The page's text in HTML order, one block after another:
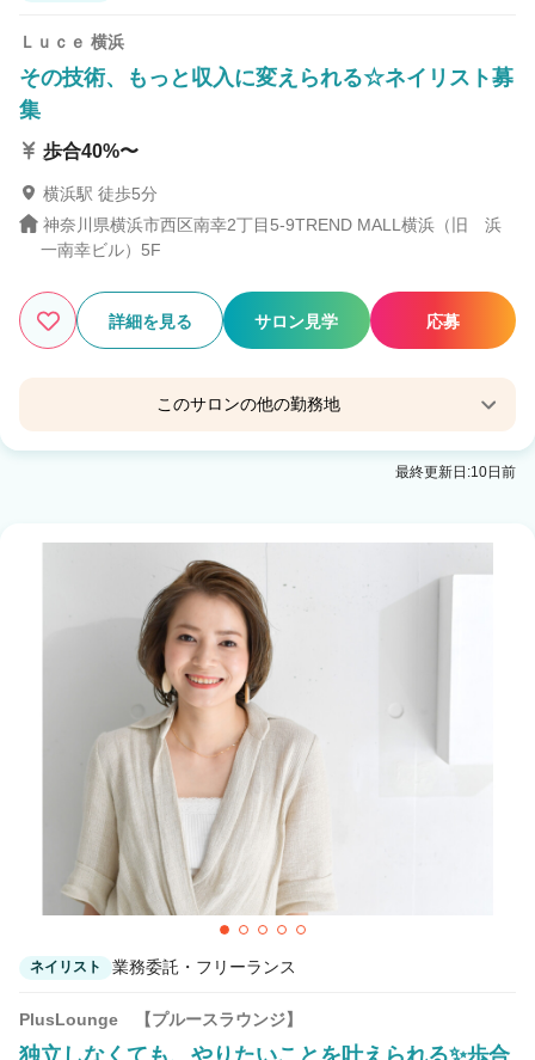
Ｌｕｃｅ 横浜
その技術、もっと収入に変えられる☆ネイリスト募
集
歩合40%〜
横浜駅 徒歩5分
神奈川県横浜市西区南幸2丁目5-9TREND MALL横浜（旧 浜
一南幸ビル）5F
詳細を見る サロン見学 応募
このサロンの他の勤務地
Tiffa eyelash & nail 武蔵小杉
olelo eyelash & nail 国立
国立駅 徒歩2分
elto eyelash & nail 京都烏丸
烏丸駅 徒歩2分
noce eyelash & nail 秋田
秋田駅 徒歩5分
tiffa nail 栄
栄(名古屋)駅 徒歩2分
最終更新日:10日前
ネイリスト 業務委託・フリーランス
PlusLounge 【プルースラウンジ】
独立しなくても、やりたいことを叶えられる✨歩合